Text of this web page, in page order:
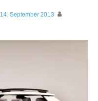
14. September 2013